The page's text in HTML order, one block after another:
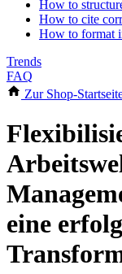
How to
How to cite
How to format
Trends
FAQ
Zur Shop-
eine